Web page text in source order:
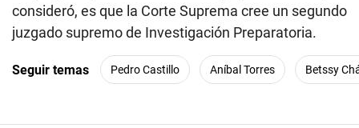
consideró, es que la Corte Suprema cree un segundo
juzgado supremo de Investigación Preparatoria.
Seguir temas Pedro Castillo Aníbal Torres Betssy